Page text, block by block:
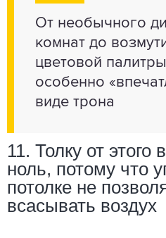
От необычного
комнат до
цветовой
особенно
виде трона
11. Толку от этого
ноль, потому что
потолке не
всасывать воздух